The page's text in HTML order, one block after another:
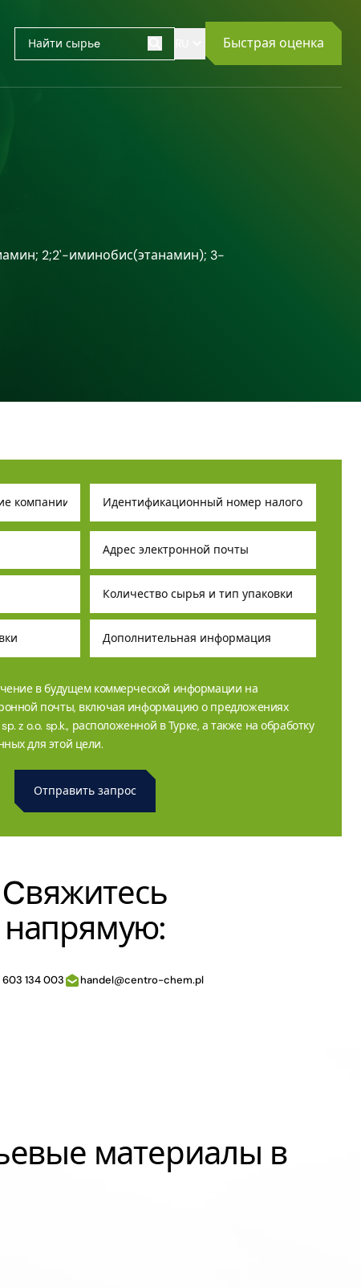
Быстрая оценка
2;2'-иминобис(этанамин); 3-
в будущем коммерческой информации на
почты, включая информацию о предложениях
z o.o. sp.k., расположенной в Турке, а также на обработку
для этой цели.
Cвяжитесь
напрямую:
603 134 003 handel@centro-chem.pl
материалы в